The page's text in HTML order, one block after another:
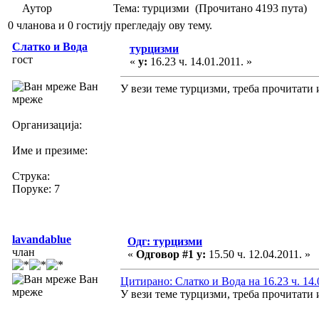
Аутор
Тема: турцизми (Прочитано 4193 пута)
0 чланова и 0 гостију прегледају ову тему.
Слатко и Вода
гост
Ван
мреже
Организација:
Име и презиме:
Струка:
Поруке: 7
турцизми
« у: 16.23 ч. 14.01.2011. »
У вези теме турцизми, треба
lavandablue
члан
Ван
мреже
Одг: турцизми
« Одговор #1 у: 15.50 ч. 12.04.2011. »
Цитирано: Слатко и Вода на 16.23 ч.
У вези теме турцизми, треба